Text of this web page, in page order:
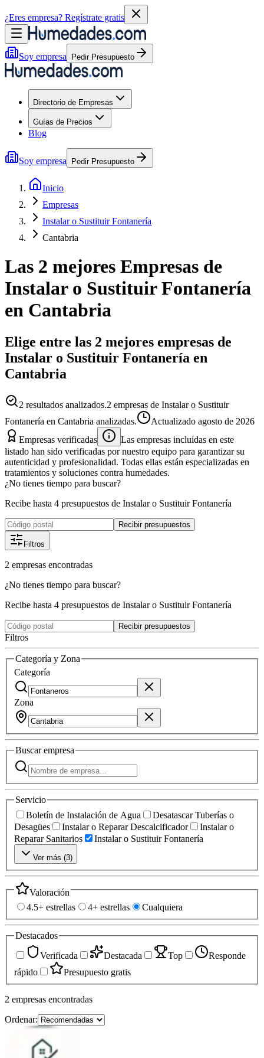
¿Eres empresa? Regístrate gratis
Soy empresa Pedir Presupuesto
Directorio de Empresas
Guías de Precios
Blog
Soy empresa Pedir Presupuesto
Inicio
Empresas
Instalar o Sustituir Fontanería
Cantabria
Las 2 mejores Empresas de
Instalar o Sustituir Fontanería
en Cantabria
Elige entre las 2 mejores empresas de
Instalar o Sustituir Fontanería en
Cantabria
2 resultados analizados.2 empresas de Instalar o Sustituir
Fontanería en Cantabria analizadas.
Actualizado agosto de 2026
Empresas verificadas
Las empresas incluidas en este
listado han sido verificadas por nuestro equipo para garantizar su
autenticidad y profesionalidad. Todas ellas están especializadas en
tratamientos y soluciones contra humedades.
¿No tienes tiempo para buscar?
Recibe hasta 4 presupuestos de Instalar o Sustituir Fontanería
Recibir presupuestos
Filtros
2 empresas encontradas
¿No tienes tiempo para buscar?
Recibe hasta 4 presupuestos de Instalar o Sustituir Fontanería
Recibir presupuestos
Filtros
Categoría y Zona
Categoría
Zona
Buscarempresa
Servicio
Boletín de Instalación de Agua
Desatascar Tuberías o
Desagües
Instalar o Reparar Descalcificador
Instalar o
Reparar Sanitarios
Instalar o Sustituir Fontanería
Ver más (3)
Valoración
4.5+ estrellas
4+ estrellas Cualquiera
Destacados
Verificada
Destacada Top
Responde
rápido
Presupuesto gratis
2 empresas encontradas
Ordenar: